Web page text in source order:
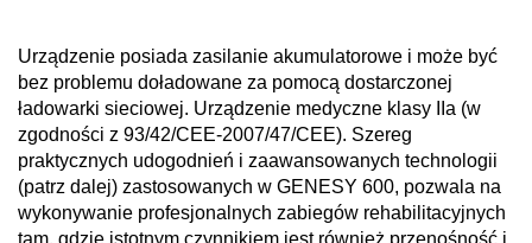
Urządzenie posiada zasilanie akumulatorowe i może być
bez problemu doładowane za pomocą dostarczonej
ładowarki sieciowej. Urządzenie medyczne klasy IIa (w
zgodności z 93/42/CEE-2007/47/CEE). Szereg
praktycznych udogodnień i zaawansowanych technologii
(patrz dalej) zastosowanych w GENESY 600, pozwala na
wykonywanie profesjonalnych zabiegów rehabilitacyjnych